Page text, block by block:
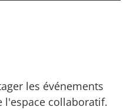
les événements
l'espace collaboratif.